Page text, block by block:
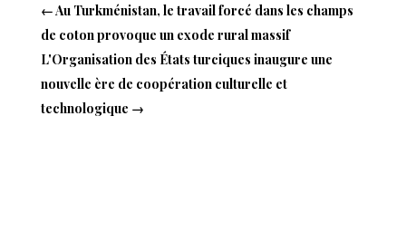
←Au Turkménistan, le travail forcé dans les champs
de coton provoque un exode rural massif
L'Organisation des États turciques inaugure une
nouvelle ère de coopération culturelle et
technologique →